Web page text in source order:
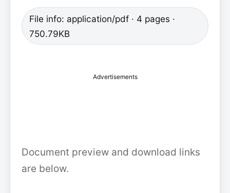
File info: application/pdf · 4 pages ·
750.79KB
Advertisements
Document preview and download links
are below.